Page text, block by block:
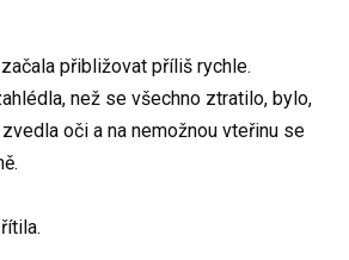
přibližovat příliš rychle.
než se všechno ztratilo, bylo,
oči a na nemožnou vteřinu se